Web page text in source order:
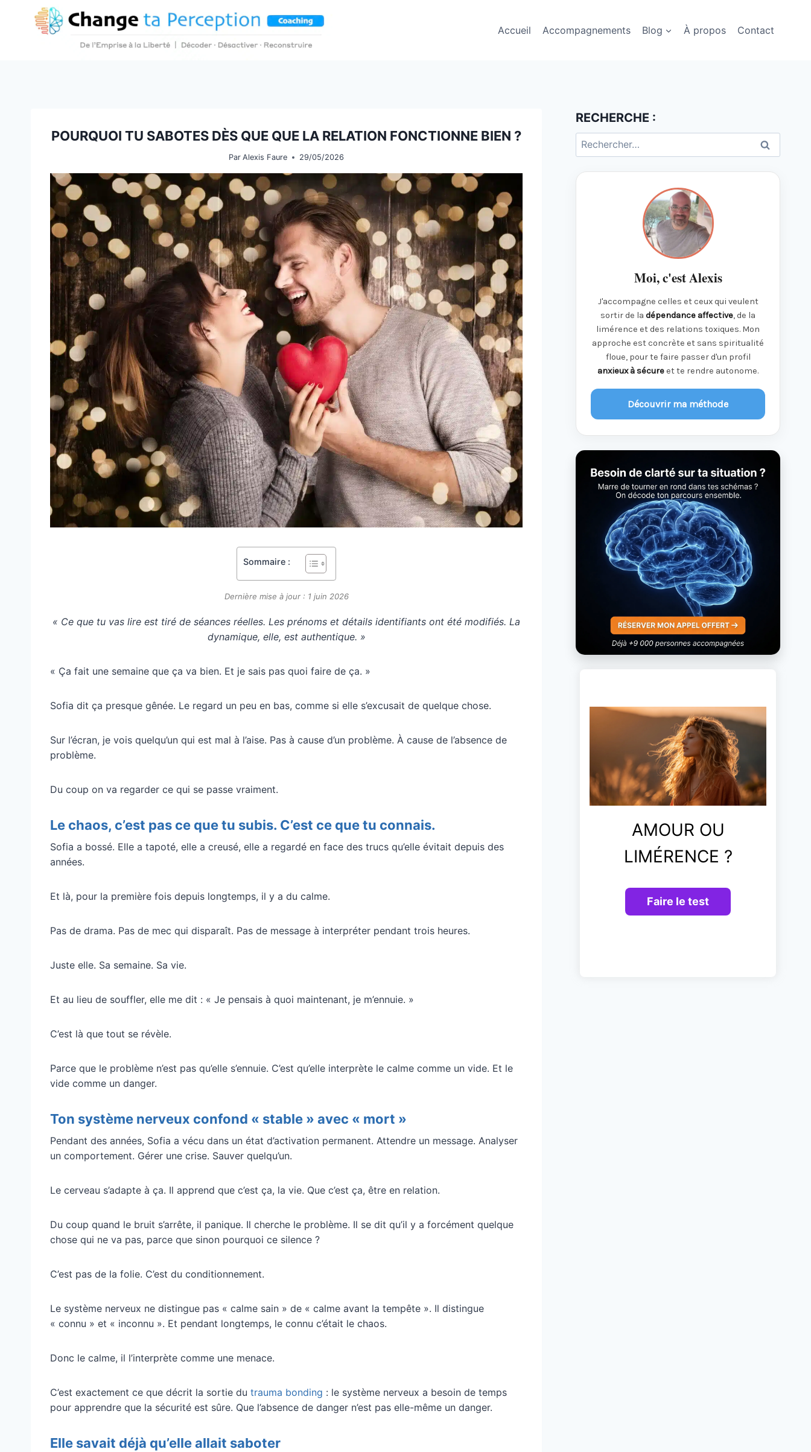
Accueil Accompagnements Blog À propos Contact
POURQUOI TU SABOTES DÈS QUE QUE LA RELATION FONCTIONNE BIEN ?
Par Alexis Faure 29/05/2026
Sommaire :
Dernière mise à jour : 1 juin 2026
« Ce que tu vas lire est tiré de séances réelles. Les prénoms et détails identifiants ont été modifiés. La
dynamique, elle, est authentique. »
« Ça fait une semaine que ça va bien. Et je sais pas quoi faire de ça. »
Sofia dit ça presque gênée. Le regard un peu en bas, comme si elle s’excusait de quelque chose.
Sur l’écran, je vois quelqu’un qui est mal à l’aise. Pas à cause d’un problème. À cause de l’absence de
problème.
Du coup on va regarder ce qui se passe vraiment.
Le chaos, c’est pas ce que tu subis. C’est ce que tu connais.
Sofia a bossé. Elle a tapoté, elle a creusé, elle a regardé en face des trucs qu’elle évitait depuis des
années.
Et là, pour la première fois depuis longtemps, il y a du calme.
Pas de drama. Pas de mec qui disparaît. Pas de message à interpréter pendant trois heures.
Juste elle. Sa semaine. Sa vie.
Et au lieu de souffler, elle me dit : « Je pensais à quoi maintenant, je m’ennuie. »
C’est là que tout se révèle.
Parce que le problème n’est pas qu’elle s’ennuie. C’est qu’elle interprète le calme comme un vide. Et le
vide comme un danger.
Ton système nerveux confond « stable » avec « mort »
Pendant des années, Sofia a vécu dans un état d’activation permanent. Attendre un message. Analyser
un comportement. Gérer une crise. Sauver quelqu’un.
Le cerveau s’adapte à ça. Il apprend que c’est ça, la vie. Que c’est ça, être en relation.
Du coup quand le bruit s’arrête, il panique. Il cherche le problème. Il se dit qu’il y a forcément quelque
chose qui ne va pas, parce que sinon pourquoi ce silence ?
C’est pas de la folie. C’est du conditionnement.
Le système nerveux ne distingue pas « calme sain » de « calme avant la tempête ». Il distingue
« connu » et « inconnu ». Et pendant longtemps, le connu c’était le chaos.
Donc le calme, il l’interprète comme une menace.
C’est exactement ce que décrit la sortie du trauma bonding : le système nerveux a besoin de temps
pour apprendre que la sécurité est sûre. Que l’absence de danger n’est pas elle-même un danger.
Elle savait déjà qu’elle allait saboter
RECHERCHE :
Rechercher :
Moi, c'est Alexis
J'accompagne celles et ceux qui veulent
sortir de ladépendance affective, de la
limérence et des relations toxiques. Mon
approche est concrète et sans spiritualité
floue, pour te faire passer d'un profil
anxieux à sécureet te rendre autonome.
Découvrir ma méthode
AMOUR OU
LIMÉRENCE ?